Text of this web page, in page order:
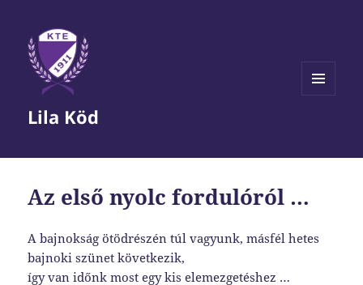
Lila Köd
Az első nyolc fordulóról …
A bajnokság ötödrészén túl vagyunk, másfél hetes
bajnoki szünet következik,
így van időnk most egy kis elemezgetéshez …